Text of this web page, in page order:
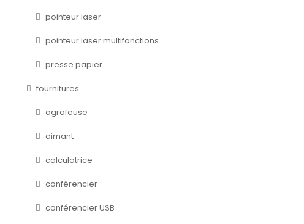
pointeur laser
pointeur laser multifonctions
presse papier
fournitures
agrafeuse
aimant
calculatrice
conférencier
conférencier USB